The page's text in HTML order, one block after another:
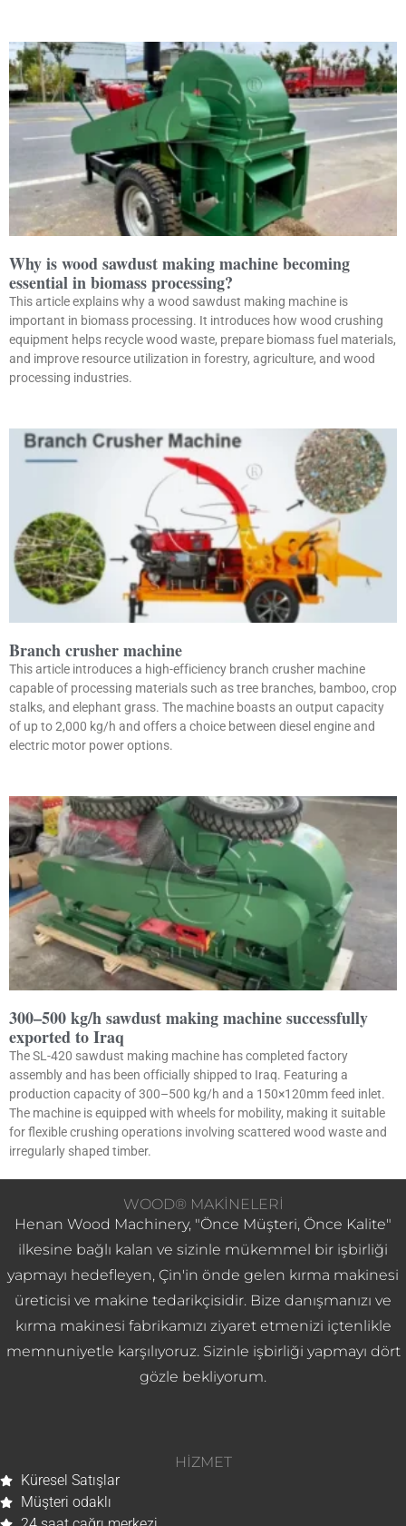
Why is wood sawdust making machine becoming
essential in biomass processing?
This article explains why a wood sawdust making machine is
important in biomass processing. It introduces how wood crushing
equipment helps recycle wood waste, prepare biomass fuel materials,
and improve resource utilization in forestry, agriculture, and wood
processing industries.
Branch crusher machine
This article introduces a high-efficiency branch crusher machine
capable of processing materials such as tree branches, bamboo, crop
stalks, and elephant grass. The machine boasts an output capacity
of up to 2,000 kg/h and offers a choice between diesel engine and
electric motor power options.
300–500 kg/h sawdust making machine successfully
exported to Iraq
The SL-420 sawdust making machine has completed factory
assembly and has been officially shipped to Iraq. Featuring a
production capacity of 300–500 kg/h and a 150×120mm feed inlet.
The machine is equipped with wheels for mobility, making it suitable
for flexible crushing operations involving scattered wood waste and
irregularly shaped timber.
WOOD® MAKINELERI
Henan Wood Machinery, "Önce Müşteri, Önce Kalite"
ilkesine bağlı kalan ve sizinle mükemmel bir işbirliği
yapmayı hedefleyen, Çin'in önde gelen kırma makinesi
üreticisi ve makine tedarikçisidir. Bize danışmanızı ve
kırma makinesi fabrikamızı ziyaret etmenizi içtenlikle
memnuniyetle karşılıyoruz. Sizinle işbirliği yapmayı dört
gözle bekliyorum.
HIZMET
Küresel Satışlar
Müşteri odaklı